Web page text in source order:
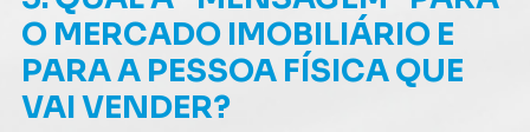
O MERCADO IMOBILIÁRIO E
PARA A PESSOA FÍSICA QUE
VAI VENDER?